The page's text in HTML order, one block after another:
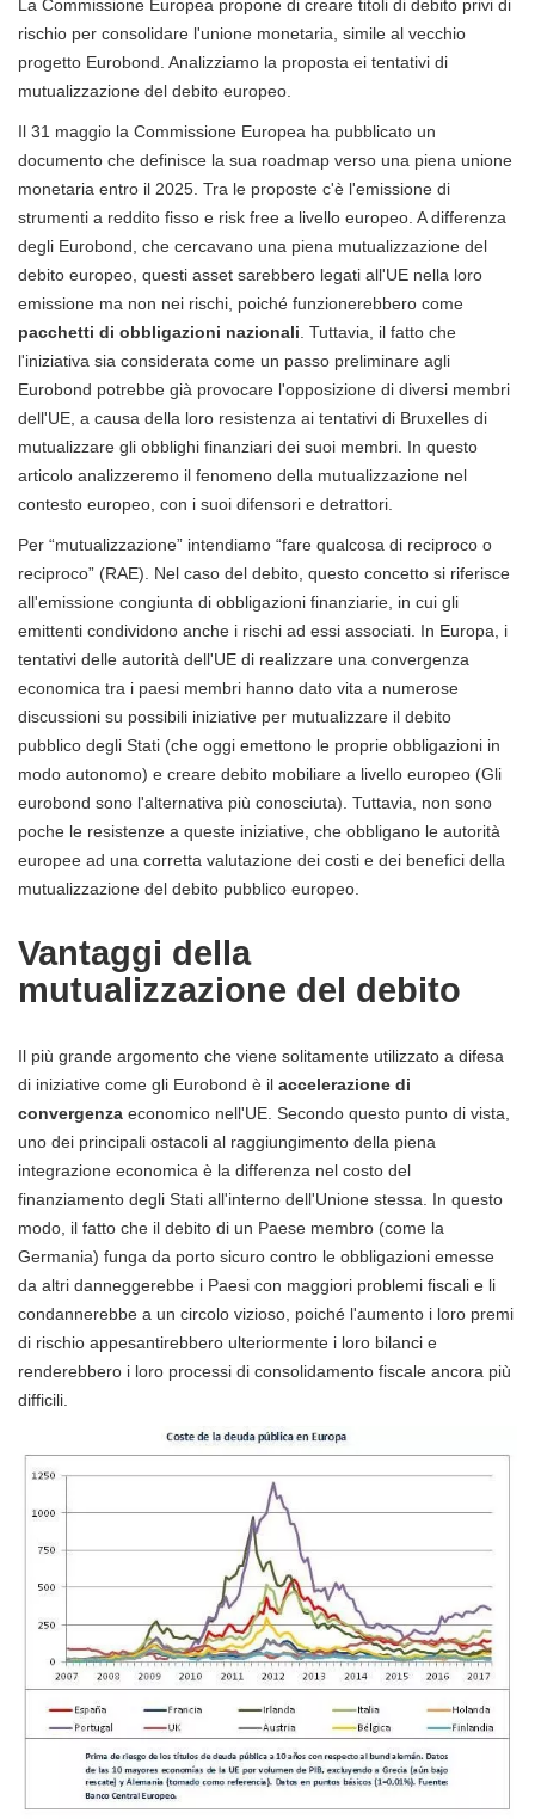
La Commissione Europea propone di creare titoli di debito privi di
rischio per consolidare l'unione monetaria, simile al vecchio
progetto Eurobond. Analizziamo la proposta ei tentativi di
mutualizzazione del debito europeo.
Il 31 maggio la Commissione Europea ha pubblicato un
documento che definisce la sua roadmap verso una piena unione
monetaria entro il 2025. Tra le proposte c'è l'emissione di
strumenti a reddito fisso e risk free a livello europeo. A differenza
degli Eurobond, che cercavano una piena mutualizzazione del
debito europeo, questi asset sarebbero legati all'UE nella loro
emissione ma non nei rischi, poiché funzionerebbero come
pacchetti di obbligazioni nazionali. Tuttavia, il fatto che
l'iniziativa sia considerata come un passo preliminare agli
Eurobond potrebbe già provocare l'opposizione di diversi membri
dell'UE, a causa della loro resistenza ai tentativi di Bruxelles di
mutualizzare gli obblighi finanziari dei suoi membri. In questo
articolo analizzeremo il fenomeno della mutualizzazione nel
contesto europeo, con i suoi difensori e detrattori.
Per “mutualizzazione” intendiamo “fare qualcosa di reciproco o
reciproco” (RAE). Nel caso del debito, questo concetto si riferisce
all'emissione congiunta di obbligazioni finanziarie, in cui gli
emittenti condividono anche i rischi ad essi associati. In Europa, i
tentativi delle autorità dell'UE di realizzare una convergenza
economica tra i paesi membri hanno dato vita a numerose
discussioni su possibili iniziative per mutualizzare il debito
pubblico degli Stati (che oggi emettono le proprie obbligazioni in
modo autonomo) e creare debito mobiliare a livello europeo (Gli
eurobond sono l'alternativa più conosciuta). Tuttavia, non sono
poche le resistenze a queste iniziative, che obbligano le autorità
europee ad una corretta valutazione dei costi e dei benefici della
mutualizzazione del debito pubblico europeo.
Vantaggi della
mutualizzazione del debito
Il più grande argomento che viene solitamente utilizzato a difesa
di iniziative come gli Eurobond è il accelerazione di
convergenza economico nell'UE. Secondo questo punto di vista,
uno dei principali ostacoli al raggiungimento della piena
integrazione economica è la differenza nel costo del
finanziamento degli Stati all'interno dell'Unione stessa. In questo
modo, il fatto che il debito di un Paese membro (come la
Germania) funga da porto sicuro contro le obbligazioni emesse
da altri danneggerebbe i Paesi con maggiori problemi fiscali e li
condannerebbe a un circolo vizioso, poiché l'aumento i loro premi
di rischio appesantirebbero ulteriormente i loro bilanci e
renderebbero i loro processi di consolidamento fiscale ancora più
difficili.